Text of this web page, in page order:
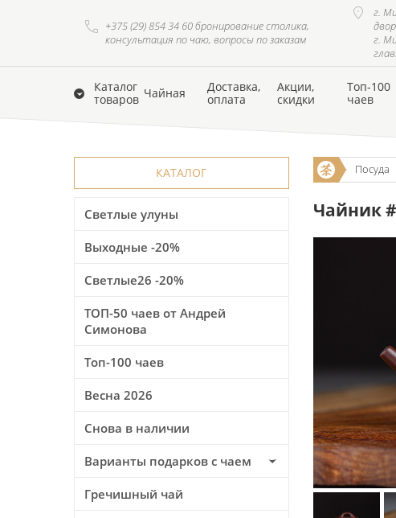
+375 (29) 854 34 60 бронирование столика,
консультация по чаю, вопросы по заказам
г.
г.
Каталог
товаров Чайная
Доставка,
оплата
Акции,
скидки
Топ-100
чаев
КАТАЛОГ
Светлые улуны
Выходные -20%
Светлые26 -20%
ТОП-50 чаев от Андрей
Симонова
Топ-100 чаев
Весна 2026
Снова в наличии
Варианты подарков с чаем
Гречишный чай
Посуда
Чайник